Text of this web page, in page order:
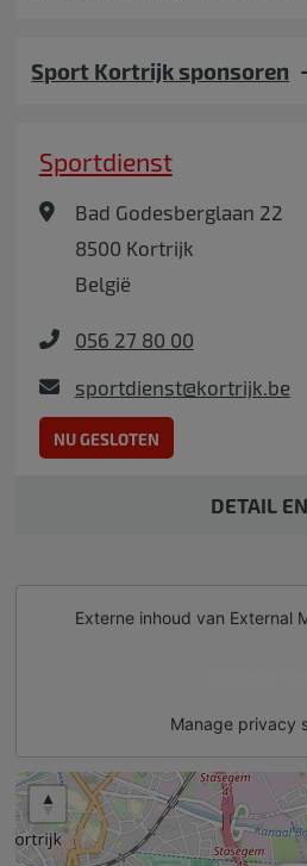
Sport Kortrijk sponsoren
Sportdienst
Bad Godesberglaan 22
8500 Kortrijk
België
056 27 80 00
sportdienst@kortrijk.be
NU GESLOTEN
DETAIL
Externe inhoud van External
Manage privacy